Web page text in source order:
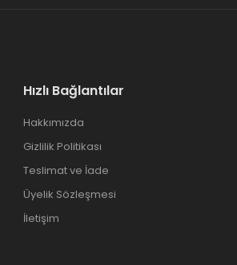
Hızlı Bağlantılar
Hakkımızda
Gizlilik Politikası
Teslimat ve İade
Üyelik Sözleşmesi
İletişim